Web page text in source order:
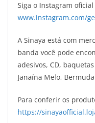
Siga o Instagram
www.instagram.com/
A Sinaya está com
banda você pode
adesivos, CD,
Janaína Melo,
Para conferir os
https://